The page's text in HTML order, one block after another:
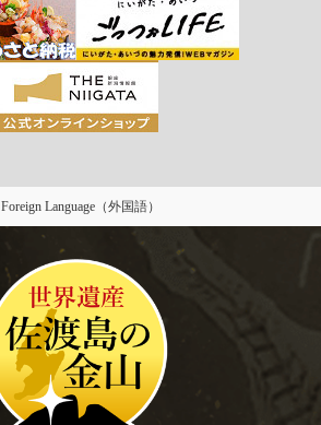
Foreign Language（外国語）